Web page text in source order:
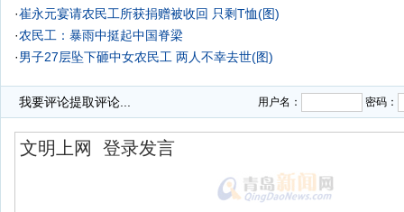
·崔永元宴请农民工所获捐赠被收回 只剩T恤(图)
·农民工：暴雨中挺起中国脊梁
·男子27层坠下砸中女农民工 两人不幸去世(图)
我要评论提取评论... 用户名： 密码：